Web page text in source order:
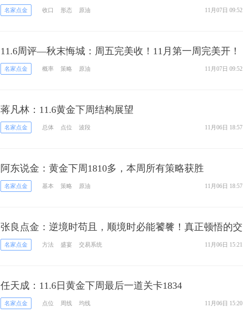
名家点金 收口 形态 原油 11月07日 09:52
11.6周评—秋末悔城：周五完美收！11月第一周完美开！
准备
名家点金 概率 策略 原油 11月07日 09:52
蒋凡林：11.6黄金下周结构展望
名家点金 总体 点位 波段 11月06日 18:57
阿东说金：黄金下周1810多，本周所有策略获胜
名家点金 基本 策略 原油 11月06日 18:57
张良点金：逆境时苟且，顺境时必能饕餮！真正顿悟的交
易人！
名家点金 方法 盛宴 交易系统 11月06日 15:21
任天成：11.6日黄金下周最后一道关卡1834
名家点金 点位 周线 均线 11月06日 15:20